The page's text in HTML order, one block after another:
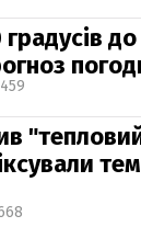
до